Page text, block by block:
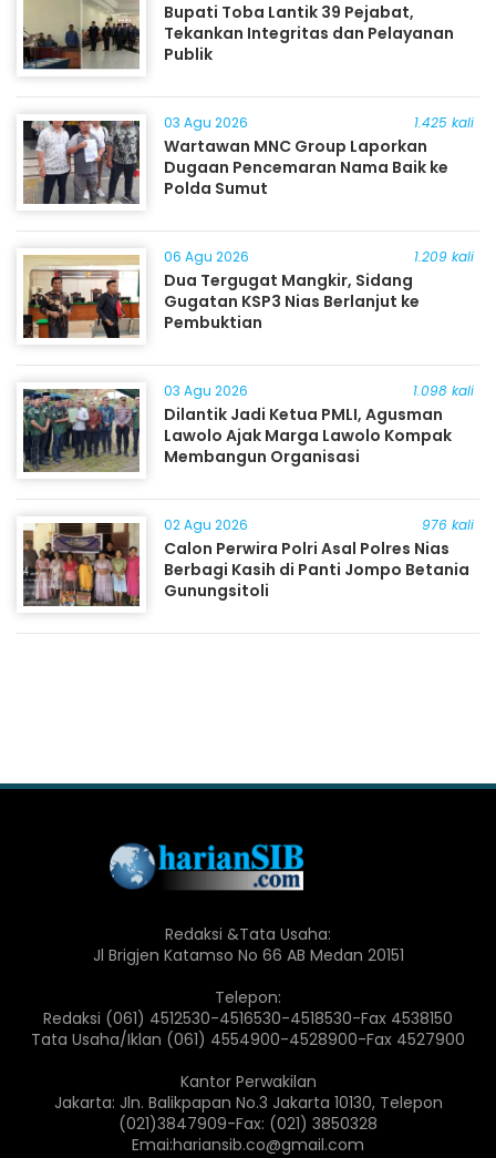
Bupati Toba Lantik 39 Pejabat,
Tekankan Integritas dan Pelayanan
Publik
03 Agu 2026 1.425 kali
Wartawan MNC Group Laporkan
Dugaan Pencemaran Nama Baik ke
Polda Sumut
06 Agu 2026 1.209 kali
Dua Tergugat Mangkir, Sidang
Gugatan KSP3 Nias Berlanjut ke
Pembuktian
03 Agu 2026 1.098 kali
Dilantik Jadi Ketua PMLI, Agusman
Lawolo Ajak Marga Lawolo Kompak
Membangun Organisasi
02 Agu 2026 976 kali
Calon Perwira Polri Asal Polres Nias
Berbagi Kasih di Panti Jompo Betania
Gunungsitoli
Redaksi &Tata Usaha:
Jl Brigjen Katamso No 66 AB Medan 20151
Telepon:
Redaksi (061) 4512530-4516530-4518530-Fax 4538150
Tata Usaha/Iklan (061) 4554900-4528900-Fax 4527900
Kantor Perwakilan
Jakarta: Jln. Balikpapan No.3 Jakarta 10130, Telepon
(021)3847909-Fax: (021) 3850328
Emai:hariansib.co@gmail.com